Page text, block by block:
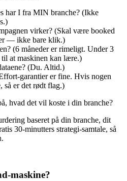
har I fra MIN branche? (Ikke
virker? (Skal være booked
— ikke bare klik.)
(6 måneder er rimeligt. Under 3
at maskinen kan lære.)
(Du. Altid.)
garantier er fine. Hvis nogen
så er det rødt flag.)
hvad det vil koste i din branche?
baseret på din branche, dit
30-minutters strategi-samtale, så
maskine?